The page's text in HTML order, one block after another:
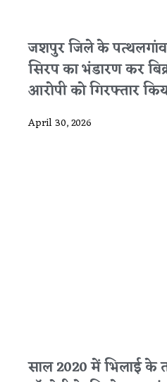
जशपुर जिले के
सिरप का भंडारण कर
आरोपी को गिरफ्तार
April 30, 2026
साल 2020 में भिलाई के